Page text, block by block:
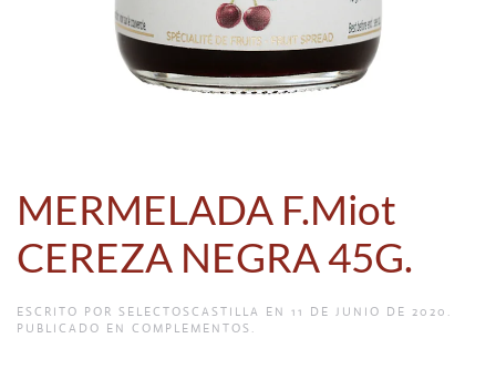
MERMELADA F.Miot
CEREZA NEGRA 45G.
ESCRITO POR SELECTOSCASTILLA EN 11 DE JUNIO DE 2020
PUBLICADO EN COMPLEMENTOS